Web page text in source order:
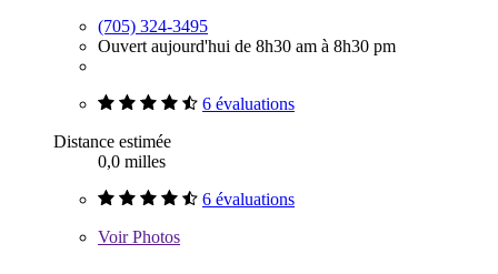
(705) 324-3495
Ouvert aujourd'hui de 8h30 am à 8h30 pm
6 évaluations
Distance estimée
0,0 milles
6 évaluations
VoirPhotos